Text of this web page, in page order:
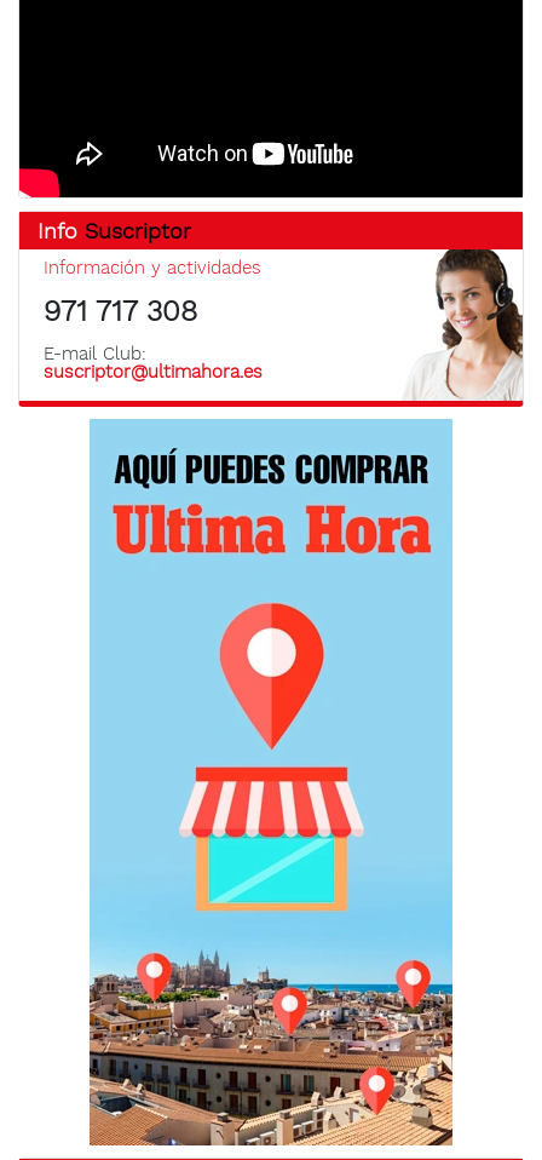
Info Suscriptor
Información y actividades
971 717 308
E-mail Club:
suscriptor@ultimahora.es